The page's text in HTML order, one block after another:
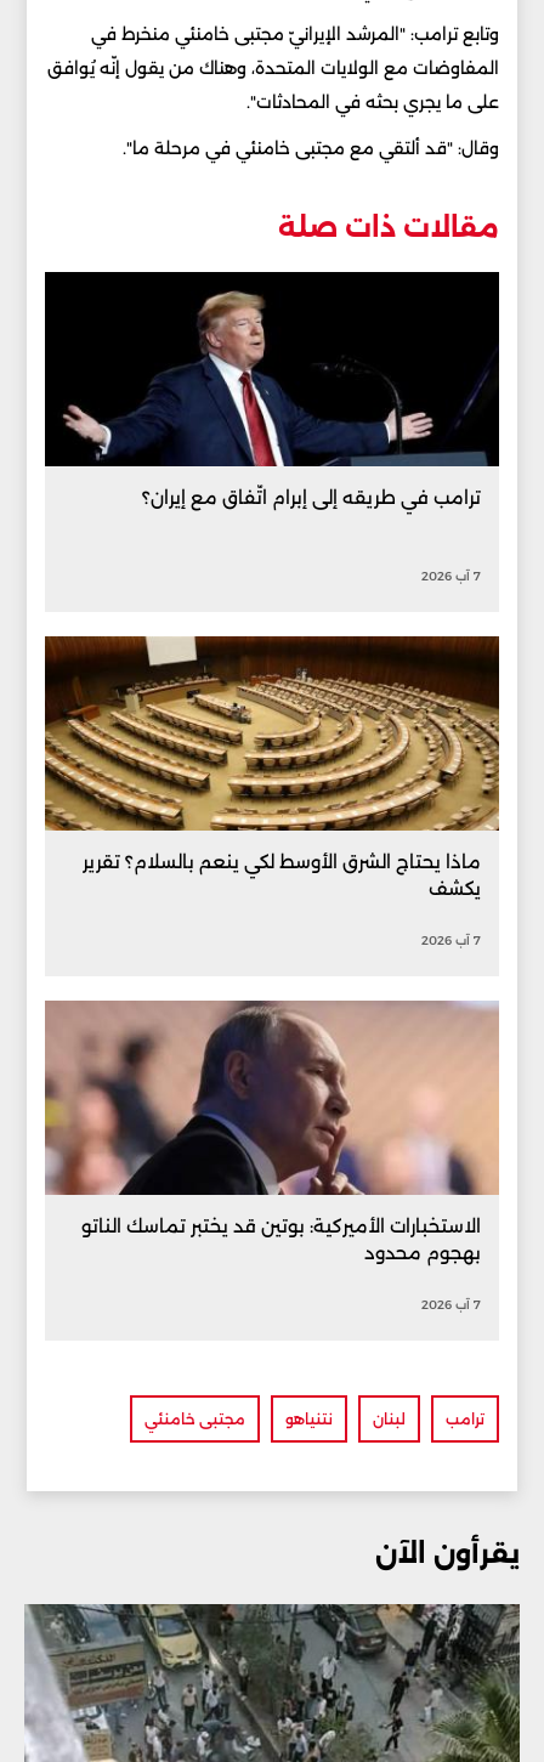
وتابع ترامب: "المرشد الإيرانيّ مجتبى خامنئي منخرط في
المفاوضات مع الولايات المتحدة، وهناك من يقول إنّه يُوافق
على ما يجري بحثه في المحادثات".
وقال: "قد ألتقي مع مجتبى خامنئي في مرحلة ما".
مقالات ذات صلة
ترامب في طريقه إلى إبرام اتّفاق مع إيران؟
7 آب 2026
ماذا يحتاج الشرق الأوسط لكي ينعم بالسلام؟ تقرير
يكشف
7 آب 2026
الاستخبارات الأميركية: بوتين قد يختبر تماسك الناتو
بهجوم محدود
7 آب 2026
ترامب لبنان نتنياهو مجتبى خامنئي
يقرأون الآن